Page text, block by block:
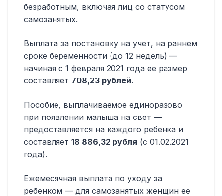
безработным, включая лиц со статусом
самозанятых.
Выплата за постановку на учет, на раннем
сроке беременности (до 12 недель) —
начиная с 1 февраля 2021 года ее размер
составляет 708,23 рублей.
Пособие, выплачиваемое единоразово
при появлении малыша на свет —
предоставляется на каждого ребенка и
составляет 18 886,32 рубля (с 01.02.2021
года).
Ежемесячная выплата по уходу за
ребенком — для самозанятых женщин ее